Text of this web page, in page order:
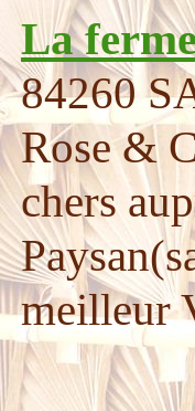
La
84260
Rose &
chers
meilleur
commun
que les
inventent